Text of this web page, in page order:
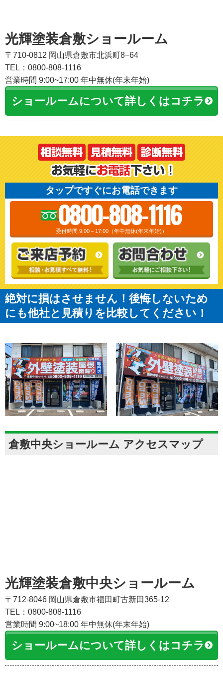
光輝塗装倉敷ショールーム
〒710-0812 岡山県倉敷市北浜町8−64
TEL：0800-808-1116
営業時間 9:00~17:00 年中無休(年末年始)
ショールームについて詳しくはコチラ
タップですぐにお電話できます
0800-808-1116
受付時間 9:00～17:00（年中無休(年末年始)）
絶対に損はさせません！後悔しないため
にも他社と見積りを比較してください！
倉敷中央ショールーム アクセスマップ
光輝塗装倉敷中央ショールーム
〒712-8046 岡山県倉敷市福田町古新田365-12
TEL：0800-808-1116
営業時間 9:00~18:00 年中無休(年末年始)
ショールームについて詳しくはコチラ